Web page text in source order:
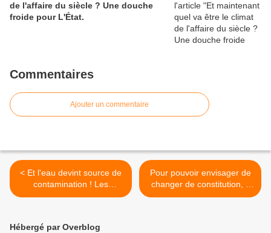
de l'affaire du siècle ? Une douche
froide pour L'État.
Commentaires
Ajouter un commentaire
< Et l'eau devint source de
contamination ! Les
pollueurs pollués en retour,
Pour pouvoir envisager de
changer de constitution, il
faudrait déjà respecter et
Hébergé par Overblog